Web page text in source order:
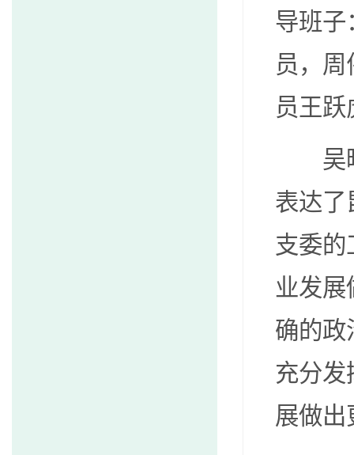
导班子
员，
员王
吴曙
表达了
支委的
业发展
确的政
充分发
展做出